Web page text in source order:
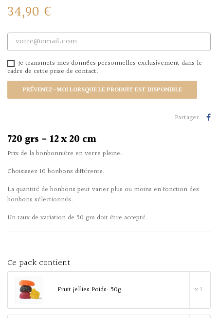
34,90 €
Je transmets mes données personnelles exclusivement dans le
cadre de cette prise de contact.
PRÉVENEZ-MOI LORSQUE LE PRODUIT EST DISPONIBLE
Partager
720 grs - 12 x 20 cm
Prix de la bonbonnière en verre pleine.
Choisissez 10 bonbons différents.
La quantité de bonbons peut varier plus ou moins en fonction des
bonbons sélectionnés.
Un taux de variation de 50 grs doit être accepté.
Ce pack contient
Fruit jellies Poids-50g x 1